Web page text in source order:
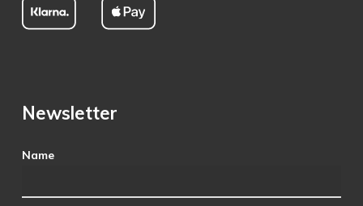
Newsletter
Name